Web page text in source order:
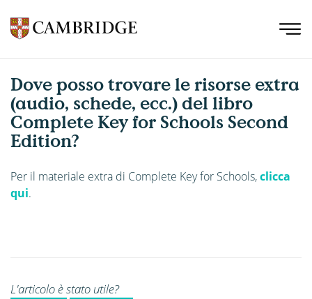
Dove posso trovare le risorse extra
(audio, schede, ecc.) del libro
Complete Key for Schools Second
Edition?
Per il materiale extra di Complete Key for Schools,clicca
qui.
L'articolo è stato utile?